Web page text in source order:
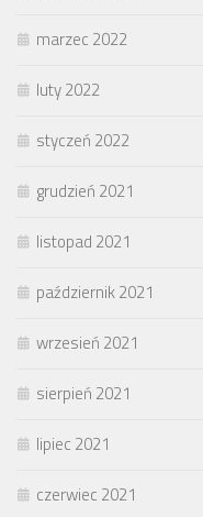
marzec 2022
luty 2022
styczeń 2022
grudzień 2021
listopad 2021
październik 2021
wrzesień 2021
sierpień 2021
lipiec 2021
czerwiec 2021